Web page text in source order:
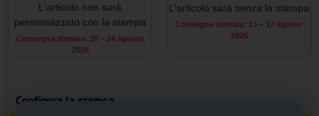
L'articolo non sarà
personalizzato con la stampa
Consegna stimata: 20 – 24 agosto
2026
L'articolo sarà senza la stampa
Consegna stimata: 13 – 17 agosto
2026
Configura la stampa